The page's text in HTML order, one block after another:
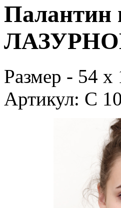
Палантин
Размер - 54 х
Артикул: С